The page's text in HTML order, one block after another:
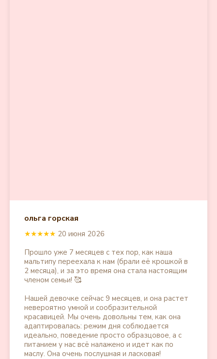
ольга горская
★★★★★ 20 июня 2026
Прошло уже 7 месяцев с тех пор, как наша
мальтипу переехала к нам (брали её крошкой в
2 месяца), и за это время она стала настоящим
членом семьи! 🥰
Нашей девочке сейчас 9 месяцев, и она растет
невероятно умной и сообразительной
красавицей. Мы очень довольны тем, как она
адаптировалась: режим дня соблюдается
идеально, поведение просто образцовое, а с
питанием у нас всё налажено и идет как по
маслу. Она очень послушная и ласковая!